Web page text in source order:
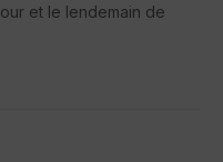
et le lendemain de